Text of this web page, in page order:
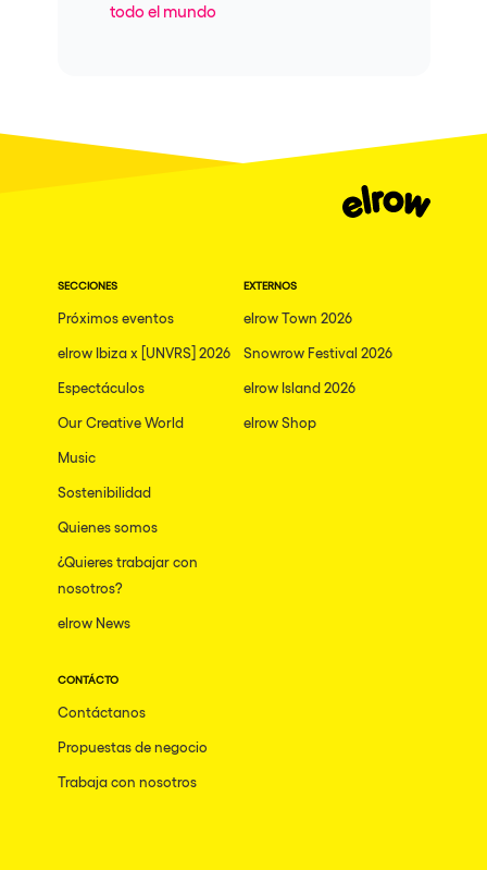
todo el mundo
SECCIONES
Próximos eventos
elrow Ibiza x [UNVRS] 2026
Espectáculos
Our Creative World
Music
Sostenibilidad
Quienes somos
¿Quieres trabajar con
nosotros?
elrow News
EXTERNOS
elrow Town 2026
Snowrow Festival 2026
elrow Island 2026
elrow Shop
CONTÁCTO
Contáctanos
Propuestas de negocio
Trabaja con nosotros